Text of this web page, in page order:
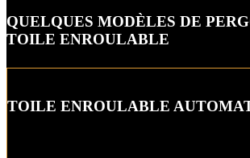
QUELQUES MODÈLES DE
TOILE ENROULABLE
TOILE ENROULABLE